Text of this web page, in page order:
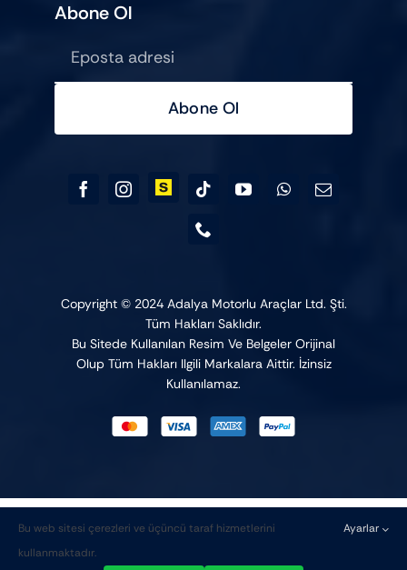
Abone Ol
Abone Ol
Copyright © 2024 Adalya Motorlu Araçlar Ltd. Şti.
Tüm Hakları Saklıdır.
Bu Sitede Kullanılan Resim Ve Belgeler Orijinal
Olup Tüm Hakları Ilgili Markalara Aittir. İzinsiz
Kullanılamaz.
Kaydırma
çubuğu
💬 Yardıma mı ihtiyacınız var?
Bu web sitesi çerezleri ve üçüncü taraf hizmetlerini
kullanmaktadır.
Ayarlar